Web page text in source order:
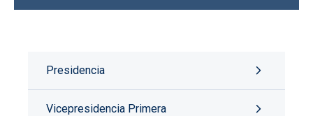
Presidencia
Vicepresidencia Primera